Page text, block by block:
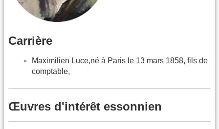
Carrière
Maximilien Luce,né à Paris le 13 mars 1858, fils de
comptable,
Œuvres d'intérêt essonnien